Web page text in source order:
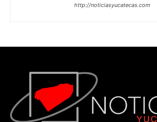
http://noticiasyucatecas.com